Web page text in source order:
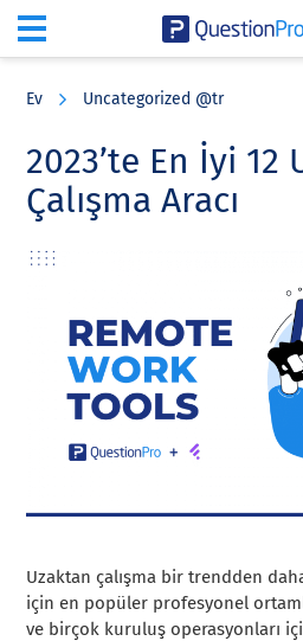
content
sidebar
Ev Uncategorized @tr
2023’te En İyi 12
Çalışma Aracı
Uzaktan çalışma bir trendden
için en popüler profesyonel
ve birçok kuruluş operasyonları